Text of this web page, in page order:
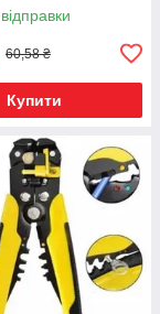
60,58 ₴
Купити